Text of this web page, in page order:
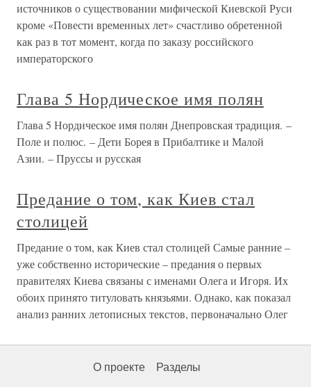
источников о существовании мифической Киевской Руси
кроме «Повести временных лет» счастливо обретенной
как раз в тот момент, когда по заказу российского
императорского
Глава 5 Нордическое имя полян
Глава 5 Нордическое имя полян Днепровская традиция. –
Поле и полюс. – Дети Борея в Прибалтике и Малой
Азии. – Пруссы и русская
Предание о том, как Киев стал
столицей
Предание о том, как Киев стал столицей Самые ранние –
уже собственно исторические – предания о первых
правителях Киева связаны с именами Олега и Игоря. Их
обоих принято титуловать князьями. Однако, как показал
анализ ранних летописных текстов, первоначально Олег
О проекте Разделы